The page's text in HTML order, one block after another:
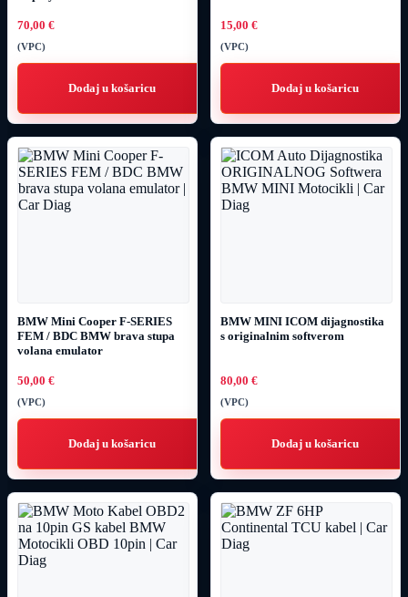
70,00 €
(VPC)
Dodaj u košaricu
15,00 €
(VPC)
Dodaj u košaricu
BMW Mini Cooper F-SERIES
FEM / BDC BMW brava stupa
volana emulator
50,00 €
(VPC)
Dodaj u košaricu
BMW MINI ICOM dijagnostika
s originalnim softverom
80,00 €
(VPC)
Dodaj u košaricu